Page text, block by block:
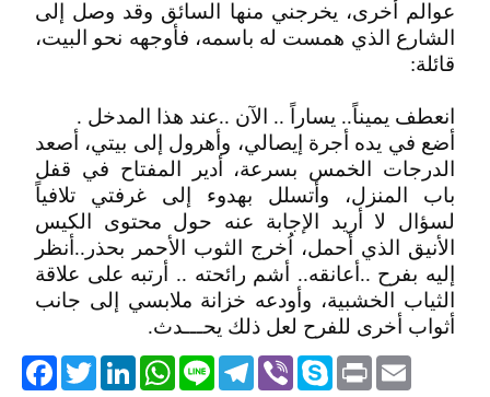
عوالم أخرى، يخرجني منها السائق وقد وصل إلى
الشارع الذي همست له باسمه، فأوجهه نحو البيت،
قائلة:
انعطف يميناً.. يساراً .. الآن ..عند هذا المدخل .
أضع في يده أجرة إيصالي، وأهرول إلى بيتي، أصعد
الدرجات الخمس بسرعة، أدير المفتاح في قفل
باب المنزل، وأتسلل بهدوء إلى غرفتي تلافياً
لسؤال لا أريد الإجابة عنه حول محتوى الكيس
الأنيق الذي أحمل، اُخرج الثوب الأحمر بحذر..أنظر
إليه بفرح ..أعانقه.. أشم رائحته .. أرتبه على علاقة
الثياب الخشبية، وأودعه خزانة ملابسي إلى جانب
أثواب أخرى للفرح لعل ذلك يحـــدث.
TwitterLinkedIn
WhatsApp Line
Telegram ViberSkype PrintEmail